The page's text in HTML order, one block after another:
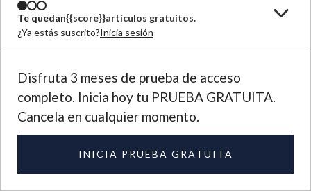
Te quedan{{score}}artículos gratuitos.
¿Ya estás suscrito?Inicia sesión
Disfruta 3 meses de prueba de acceso
completo. Inicia hoy tu PRUEBA GRATUITA.
Cancela en cualquier momento.
INICIA PRUEBA GRATUITA
Las leyes fueron entendidas como recursos
sanitarios. Por lo general, se creía que la
lidiar con lo que era una epidemia de
enfermedad venérea. Pero Butler consideró
esas leyes a través de la perspectiva de sus
amigas en Liverpool. Para ella, las leyes